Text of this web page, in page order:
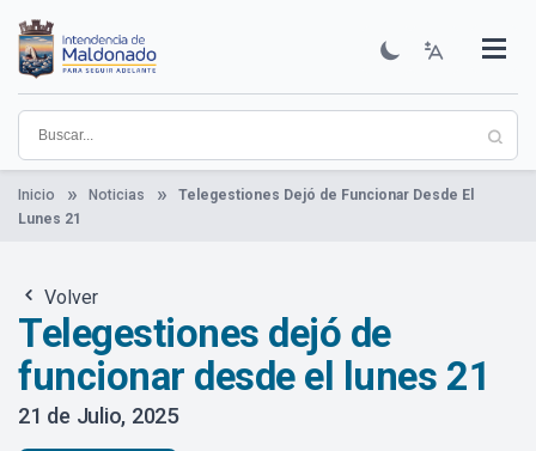
contenido
principal
Institucional
Municipios
Descubre Maldonado
Comunicación
Servicios
Guía De Trámites
Ver Noticias
Inicio Noticias
Telegestiones Dejó de Funcionar Desde El
Lunes 21
Volver
Telegestiones dejó de
funcionar desde el lunes 21
21 de Julio, 2025